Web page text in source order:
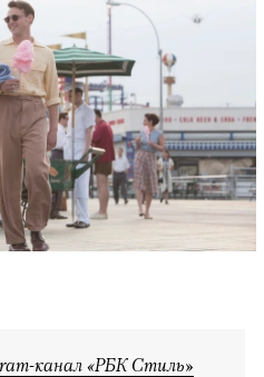
канал «РБК Стиль»